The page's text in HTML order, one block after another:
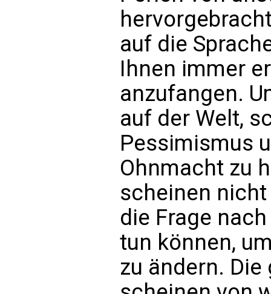
auf die
Ihnen immer
anzufangen.
auf der Welt,
Pessimismus
Ohnmacht zu
scheinen
die Frage
tun können,
zu ändern.